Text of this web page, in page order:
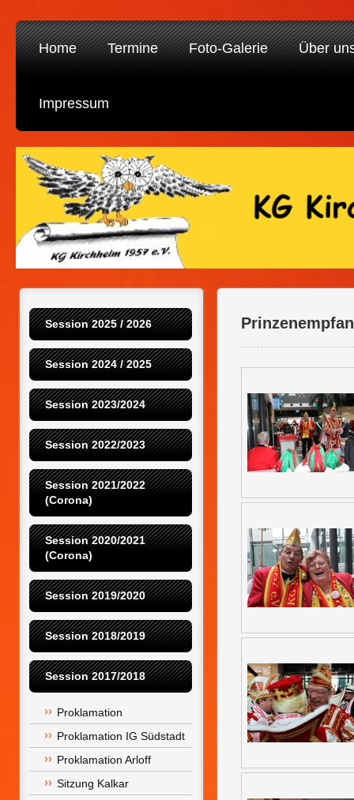
Home Termine Foto-Galerie Über
Impressum
Session 2025 / 2026
Session 2024 / 2025
Session 2023/2024
Session 2022/2023
Session 2021/2022
(Corona)
Session 2020/2021
(Corona)
Session 2019/2020
Session 2018/2019
Session 2017/2018
Proklamation
Proklamation IG Südstadt
Proklamation Arloff
Sitzung Kalkar